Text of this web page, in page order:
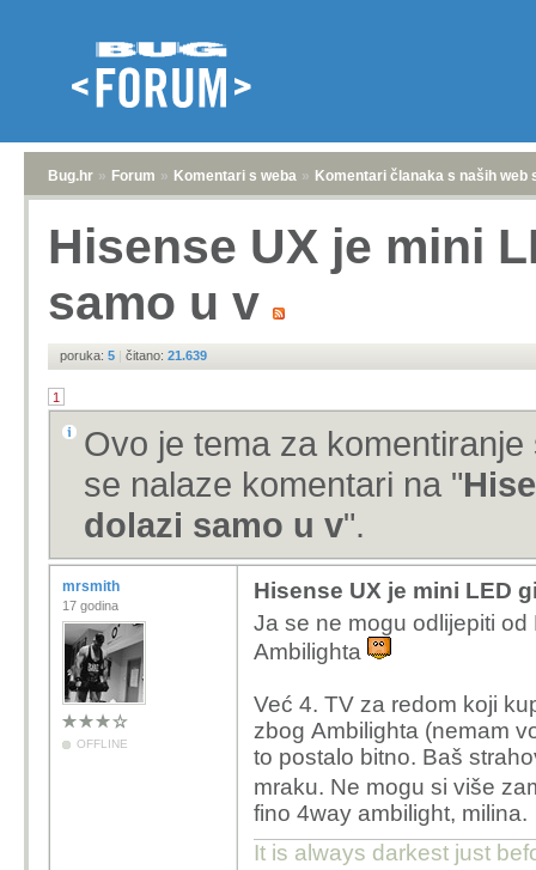
Bug.hr » Forum » Komentari s weba » Komentari članaka s naših web
Hisense UX je mini
samo u v
poruka: 5 | čitano: 21.639
1
Ovo je tema za
se nalaze komentari na "
dolazi samo u v".
mrsmith
17 godina
OFFLINE
Hisense UX je mini LED
Ja se ne mogu odlijepiti
Ambilighta
Već 4. TV za redom koji
zbog Ambilighta (nemam
to postalo bitno. Baš
mraku. Ne mogu si više
fino 4way ambilight, milina.
It is always darkest just